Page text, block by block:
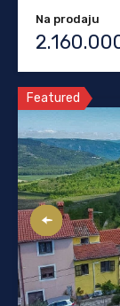
Na prodaju
Featured